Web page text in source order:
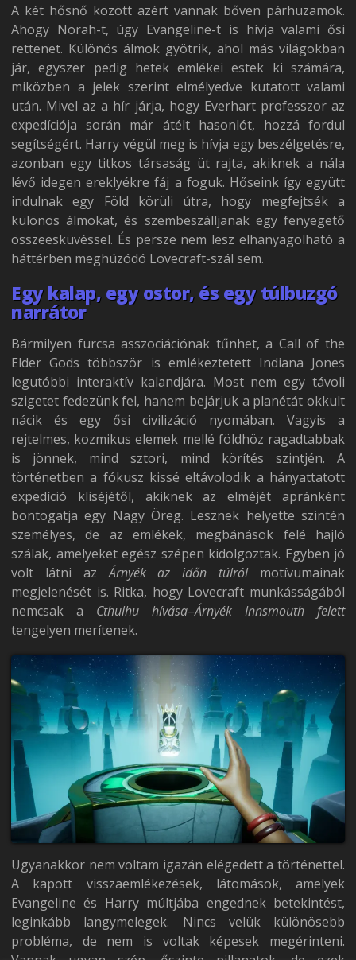
A két hősnő között azért vannak bőven párhuzamok.
Ahogy Norah-t, úgy Evangeline-t is hívja valami ősi
rettenet. Különös álmok gyötrik, ahol más világokban
jár, egyszer pedig hetek emlékei estek ki számára,
miközben a jelek szerint elmélyedve kutatott valami
után. Mivel az a hír járja, hogy Everhart professzor az
expedíciója során már átélt hasonlót, hozzá fordul
segítségért. Harry végül meg is hívja egy beszélgetésre,
azonban egy titkos társaság üt rajta, akiknek a nála
lévő idegen ereklyékre fáj a foguk. Hőseink így együtt
indulnak egy Föld körüli útra, hogy megfejtsék a
különös álmokat, és szembeszálljanak egy fenyegető
összeesküvéssel. És persze nem lesz elhanyagolható a
háttérben meghúzódó Lovecraft-szál sem.
Egy kalap, egy ostor, és egy túlbuzgó
narrátor
Bármilyen furcsa asszociációnak tűnhet, a Call of the
Elder Gods többször is emlékeztetett Indiana Jones
legutóbbi interaktív kalandjára. Most nem egy távoli
szigetet fedezünk fel, hanem bejárjuk a planétát okkult
nácik és egy ősi civilizáció nyomában. Vagyis a
rejtelmes, kozmikus elemek mellé földhöz ragadtabbak
is jönnek, mind sztori, mind körítés szintjén. A
történetben a fókusz kissé eltávolodik a hányattatott
expedíció kliséjétől, akiknek az elméjét apránként
bontogatja egy Nagy Öreg. Lesznek helyette szintén
személyes, de az emlékek, megbánások felé hajló
szálak, amelyeket egész szépen kidolgoztak. Egyben jó
volt látni azÁrnyék az időn túlrólmotívumainak
megjelenését is. Ritka, hogy Lovecraft munkásságából
nemcsak a Cthulhu hívása–Árnyék Innsmouth felett
tengelyen merítenek.
Ugyanakkor nem voltam igazán elégedett a történettel.
A kapott visszaemlékezések, látomások, amelyek
Evangeline és Harry múltjába engednek betekintést,
leginkább langymelegek. Nincs velük különösebb
probléma, de nem is voltak képesek megérinteni.